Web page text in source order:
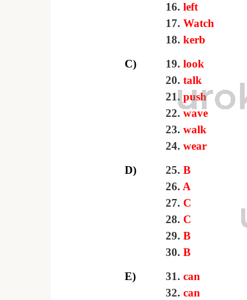
16.left
17.Watch
18.kerb
C)
19.look
20.talk
21.push
22.wave
23. walk
24.wear
D)
25.В
26.A
27. C
28. C
29.В
30.В
E)
31.can
32.can